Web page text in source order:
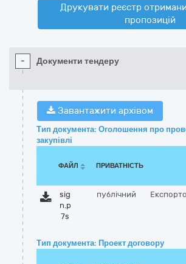
Друкувати реєстр
пропозицій
- Документи тендеру
Завантажити архівом
Тип документа: Оголошення про
закупівлі
ФАЙЛ ПРИВАТНІСТЬ
sig
n.p
7s
публічний
Тип документа: Проект договору